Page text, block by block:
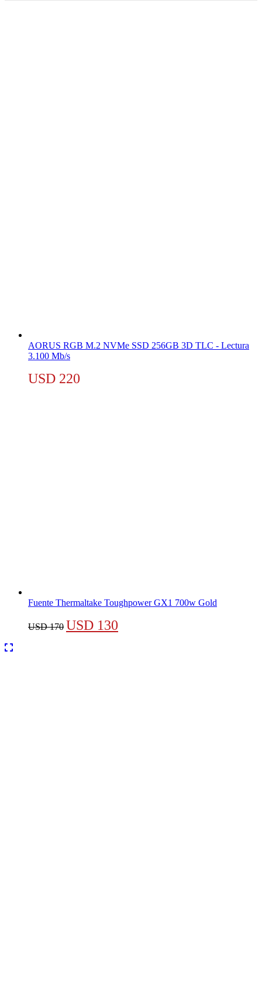
AORUS RGB M.2 NVMe SSD 256GB 3D TLC - Lectura
3.100 Mb/s
USD 220
Fuente Thermaltake Toughpower GX1 700w Gold
USD170 El
USD 130